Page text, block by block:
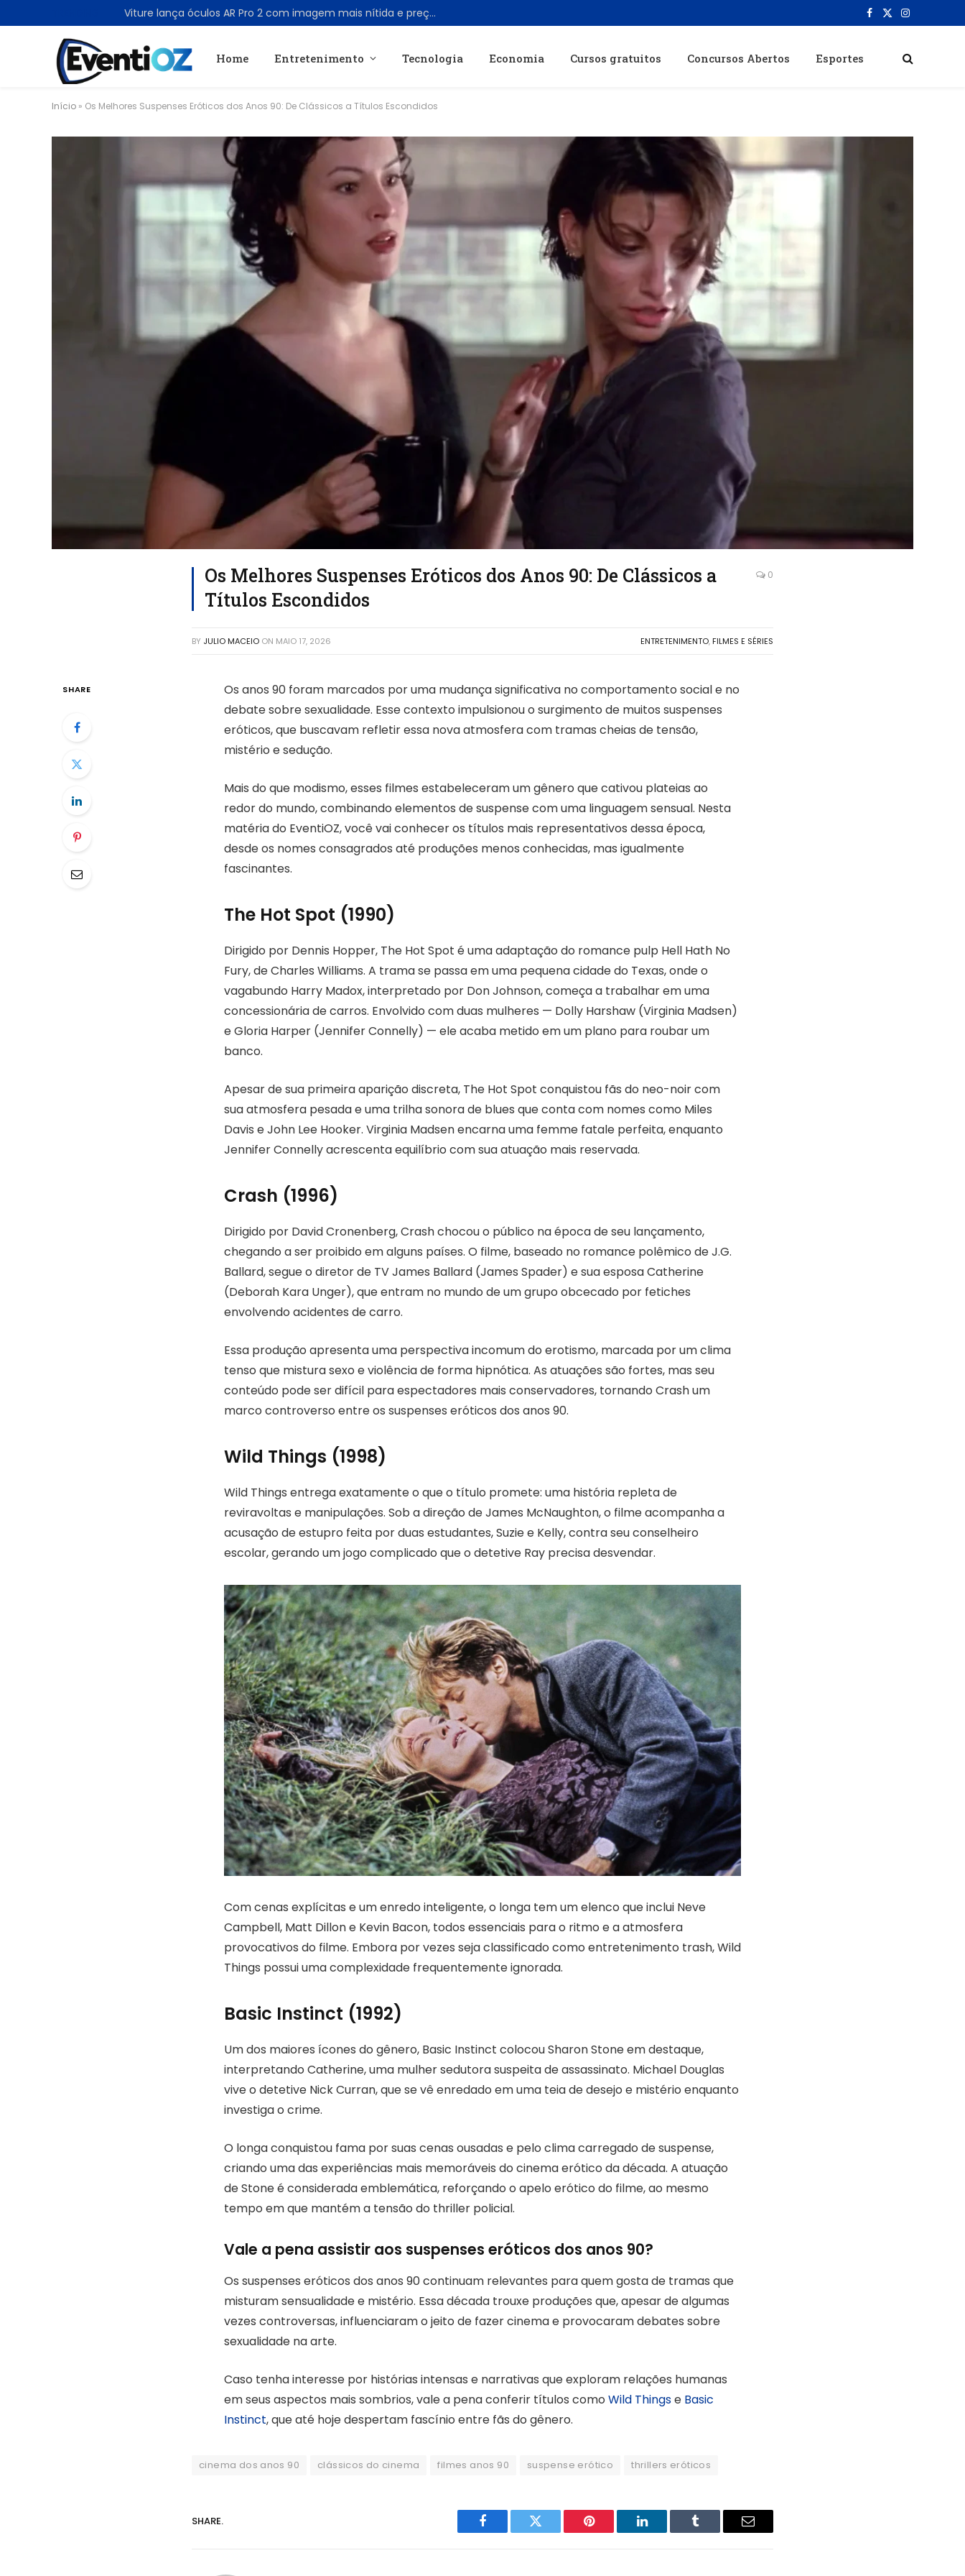
Viture lança óculos AR Pro 2 com imagem mais nítida e preço acessível de US$ 299 Facebook
X
Instagram
Home Entretenimento Tecnologia Economia Cursos gratuitos Concursos Abertos Esportes
Início » Os Melhores Suspenses Eróticos dos Anos 90: De Clássicos a Títulos Escondidos
Os Melhores Suspenses Eróticos dos Anos 90: De Clássicos a
Títulos Escondidos
0
BY JULIO MACEIO ON MAIO 17, 2026 ENTRETENIMENTO, FILMES E SÉRIES
SHARE
Os anos 90 foram marcados por uma mudança significativa no comportamento social e no
debate sobre sexualidade. Esse contexto impulsionou o surgimento de muitos suspenses
eróticos, que buscavam refletir essa nova atmosfera com tramas cheias de tensão,
mistério e sedução.
Mais do que modismo, esses filmes estabeleceram um gênero que cativou plateias ao
redor do mundo, combinando elementos de suspense com uma linguagem sensual. Nesta
matéria do EventiOZ, você vai conhecer os títulos mais representativos dessa época,
desde os nomes consagrados até produções menos conhecidas, mas igualmente
fascinantes.
The Hot Spot (1990)
Dirigido por Dennis Hopper, The Hot Spot é uma adaptação do romance pulp Hell Hath No
Fury, de Charles Williams. A trama se passa em uma pequena cidade do Texas, onde o
vagabundo Harry Madox, interpretado por Don Johnson, começa a trabalhar em uma
concessionária de carros. Envolvido com duas mulheres — Dolly Harshaw (Virginia Madsen)
e Gloria Harper (Jennifer Connelly) — ele acaba metido em um plano para roubar um
banco.
Apesar de sua primeira aparição discreta, The Hot Spot conquistou fãs do neo-noir com
sua atmosfera pesada e uma trilha sonora de blues que conta com nomes como Miles
Davis e John Lee Hooker. Virginia Madsen encarna uma femme fatale perfeita, enquanto
Jennifer Connelly acrescenta equilíbrio com sua atuação mais reservada.
Crash (1996)
Dirigido por David Cronenberg, Crash chocou o público na época de seu lançamento,
chegando a ser proibido em alguns países. O filme, baseado no romance polêmico de J.G.
Ballard, segue o diretor de TV James Ballard (James Spader) e sua esposa Catherine
(Deborah Kara Unger), que entram no mundo de um grupo obcecado por fetiches
envolvendo acidentes de carro.
Essa produção apresenta uma perspectiva incomum do erotismo, marcada por um clima
tenso que mistura sexo e violência de forma hipnótica. As atuações são fortes, mas seu
conteúdo pode ser difícil para espectadores mais conservadores, tornando Crash um
marco controverso entre os suspenses eróticos dos anos 90.
Wild Things (1998)
Wild Things entrega exatamente o que o título promete: uma história repleta de
reviravoltas e manipulações. Sob a direção de James McNaughton, o filme acompanha a
acusação de estupro feita por duas estudantes, Suzie e Kelly, contra seu conselheiro
escolar, gerando um jogo complicado que o detetive Ray precisa desvendar.
Com cenas explícitas e um enredo inteligente, o longa tem um elenco que inclui Neve
Campbell, Matt Dillon e Kevin Bacon, todos essenciais para o ritmo e a atmosfera
provocativos do filme. Embora por vezes seja classificado como entretenimento trash, Wild
Things possui uma complexidade frequentemente ignorada.
Basic Instinct (1992)
Um dos maiores ícones do gênero, Basic Instinct colocou Sharon Stone em destaque,
interpretando Catherine, uma mulher sedutora suspeita de assassinato. Michael Douglas
vive o detetive Nick Curran, que se vê enredado em uma teia de desejo e mistério enquanto
investiga o crime.
O longa conquistou fama por suas cenas ousadas e pelo clima carregado de suspense,
criando uma das experiências mais memoráveis do cinema erótico da década. A atuação
de Stone é considerada emblemática, reforçando o apelo erótico do filme, ao mesmo
tempo em que mantém a tensão do thriller policial.
Vale a pena assistir aos suspenses eróticos dos anos 90?
Os suspenses eróticos dos anos 90 continuam relevantes para quem gosta de tramas que
misturam sensualidade e mistério. Essa década trouxe produções que, apesar de algumas
vezes controversas, influenciaram o jeito de fazer cinema e provocaram debates sobre
sexualidade na arte.
Caso tenha interesse por histórias intensas e narrativas que exploram relações humanas
em seus aspectos mais sombrios, vale a pena conferir títulos como Wild Thingse Basic
Instinct, que até hoje despertam fascínio entre fãs do gênero.
cinema dos anos 90 clássicos do cinema filmes anos 90 suspense erótico thrillers eróticos
SHARE.
Facebook Twitter Pinterest LinkedIn Tumblr Email